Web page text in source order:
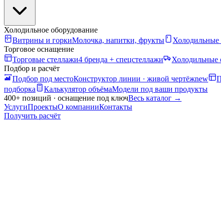
Холодильное оборудование
Витрины и горкиМолочка, напитки, фрукты
Торговое оснащение
Торговые стеллажи4 бренда + спецстеллажи Холодильные
Подбор и расчёт
Подбор под местоКонструктор линии · живой чертёжnew
подборка
Калькулятор объёмаМодели под ваши продукты
400+ позиций · оснащение под ключВесь каталог →
УслугиПроектыО компанииКонтакты
Получить расчёт